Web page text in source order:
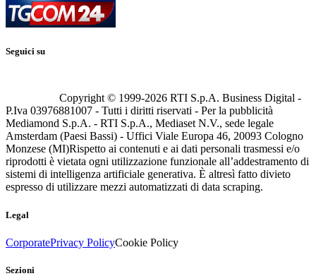
Seguici su
Copyright © 1999-2026 RTI S.p.A. Business Digital -
P.Iva 03976881007 - Tutti i diritti riservati - Per la pubblicità
Mediamond S.p.A. - RTI S.p.A., Mediaset N.V., sede legale
Amsterdam (Paesi Bassi) - Uffici Viale Europa 46, 20093 Cologno
Monzese (MI)Rispetto ai contenuti e ai dati personali trasmessi e/o
riprodotti è vietata ogni utilizzazione funzionale all’addestramento di
sistemi di intelligenza artificiale generativa. È altresì fatto divieto
espresso di utilizzare mezzi automatizzati di data scraping.
Legal
CorporatePrivacy PolicyCookie Policy
Sezioni